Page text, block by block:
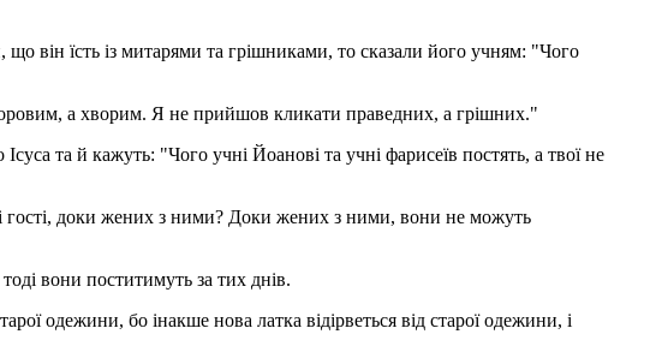
він їсть із митарями та грішниками, то сказали його учням: "Чого
а хворим. Я не прийшов кликати праведних, а грішних."
та й кажуть: "Чого учні Йоанові та учні фарисеїв постять, а твої не
гості, доки жених з ними? Доки жених з ними, вони не можуть
вони поститимуть за тих днів.
одежини, бо інакше нова латка відірветься від старої одежини, і